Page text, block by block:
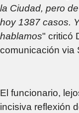
la Ciudad, pero
hoy 1387 casos.
hablamos" criticó
comunicación via
El funcionario,
incisiva reflexión